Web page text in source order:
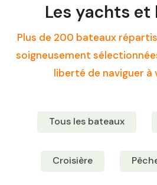
Les yachts et
Plus de 200 bateaux
soigneusement
liberté de naviguer à
Tous les bateaux
Croisière